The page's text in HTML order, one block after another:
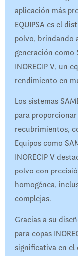
aplicación más
EQUIPSA es el
polvo, brindando
generación como
INORECIP V, un
rendimiento en
Los sistemas
para
recubrimientos,
Equipos como
INORECIP V
polvo con
homogénea,
complejas.
Gracias a su
para copas
significativa en el